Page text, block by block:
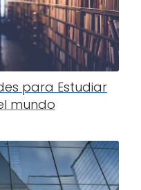
para Estudiar
mundo